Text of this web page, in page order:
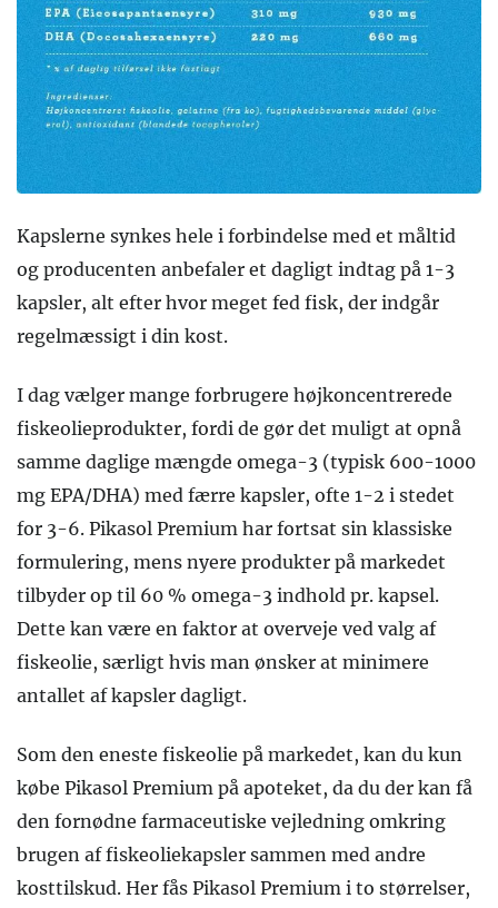
Kapslerne synkes hele i forbindelse med et måltid
og producenten anbefaler et dagligt indtag på 1-3
kapsler, alt efter hvor meget fed fisk, der indgår
regelmæssigt i din kost.
I dag vælger mange forbrugere højkoncentrerede
fiskeolieprodukter, fordi de gør det muligt at opnå
samme daglige mængde omega-3 (typisk 600-1000
mg EPA/DHA) med færre kapsler, ofte 1-2 i stedet
for 3-6. Pikasol Premium har fortsat sin klassiske
formulering, mens nyere produkter på markedet
tilbyder op til 60 % omega-3 indhold pr. kapsel.
Dette kan være en faktor at overveje ved valg af
fiskeolie, særligt hvis man ønsker at minimere
antallet af kapsler dagligt.
Som den eneste fiskeolie på markedet, kan du kun
købe Pikasol Premium på apoteket, da du der kan få
den fornødne farmaceutiske vejledning omkring
brugen af fiskeoliekapsler sammen med andre
kosttilskud. Her fås Pikasol Premium i to størrelser,